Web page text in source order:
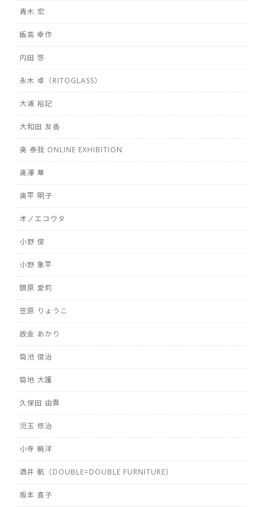
青木 宏
飯高 幸作
内田 悠
永木 卓（RITOGLASS）
大浦 裕記
大和田 友香
奥 泰我 ONLINE EXHIBITION
奥澤 華
奥平 明子
オノエコウタ
小野 俊
小野 象平
鏡原 愛莉
笠原 りょうこ
故金 あかり
菊池 俊治
菊地 大護
久保田 由貴
児玉 修治
小寺 暁洋
酒井 航（DOUBLE=DOUBLE FURNITURE）
坂本 喜子